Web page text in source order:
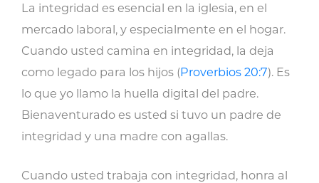
La integridad es esencial en la iglesia, en el
mercado laboral, y especialmente en el hogar.
Cuando usted camina en integridad, la deja
como legado para los hijos (Proverbios 20:7). Es
lo que yo llamo la huella digital del padre.
Bienaventurado es usted si tuvo un padre de
integridad y una madre con agallas.
Cuando usted trabaja con integridad, honra al